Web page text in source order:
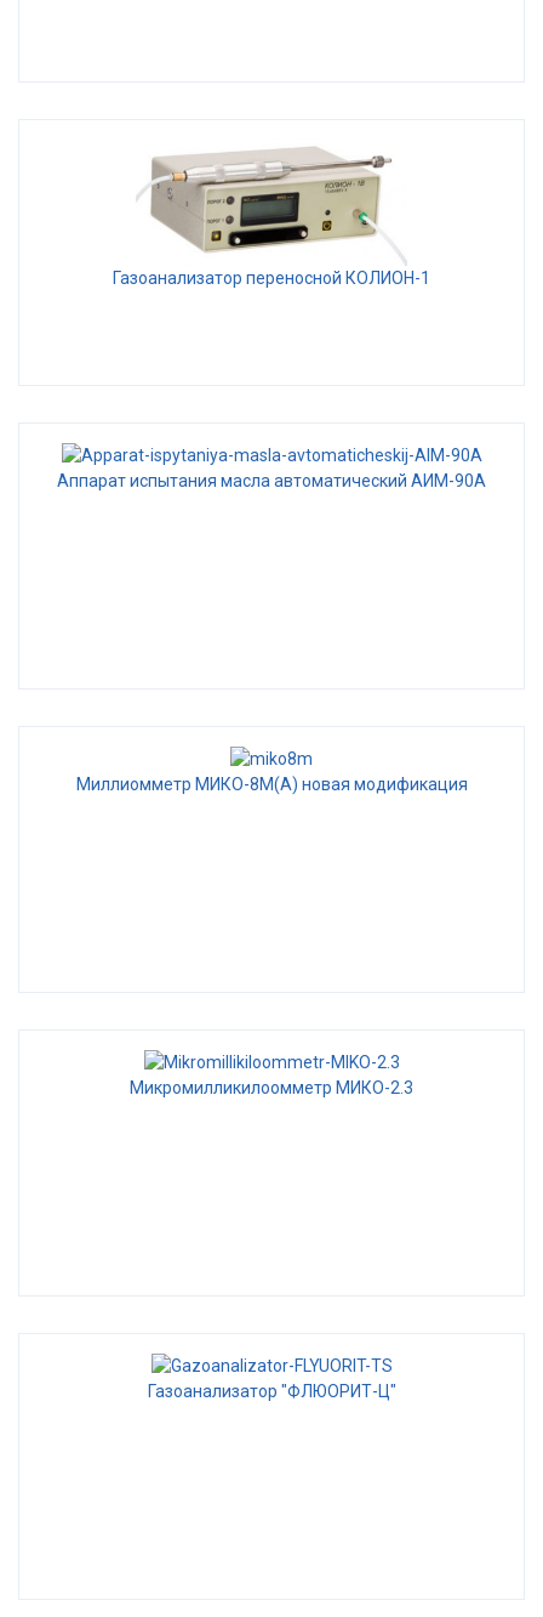
Газоанализатор переносной КОЛИОН-1
Аппарат испытания масла автоматический АИМ-90А
Миллиомметр МИКО-8М(А) новая модификация
Микромилликилоомметр МИКО-2.3
Газоанализатор "ФЛЮОРИТ-Ц"